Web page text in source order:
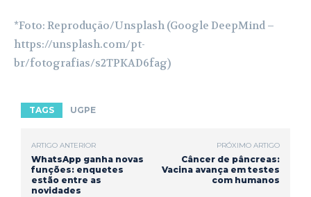
*Foto: Reprodução/Unsplash (Google DeepMind –
https://unsplash.com/pt-
br/fotografias/s2TPKAD6fag)
TAGS UGPE
ARTIGO ANTERIOR
WhatsApp ganha novas
funções: enquetes
estão entre as
novidades
PRÓXIMO ARTIGO
Câncer de pâncreas:
Vacina avança em testes
com humanos